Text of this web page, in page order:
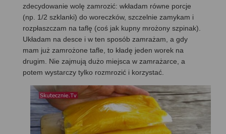
zdecydowanie wolę zamrozić: wkładam równe porcje
(np. 1/2 szklanki) do woreczków, szczelnie zamykam i
rozpłaszczam na taflę (coś jak kupny mrożony szpinak).
Układam na desce i w ten sposób zamrażam, a gdy
mam już zamrożone tafle, to kładę jeden worek na
drugim. Nie zajmują dużo miejsca w zamrażarce, a
potem wystarczy tylko rozmrozić i korzystać.